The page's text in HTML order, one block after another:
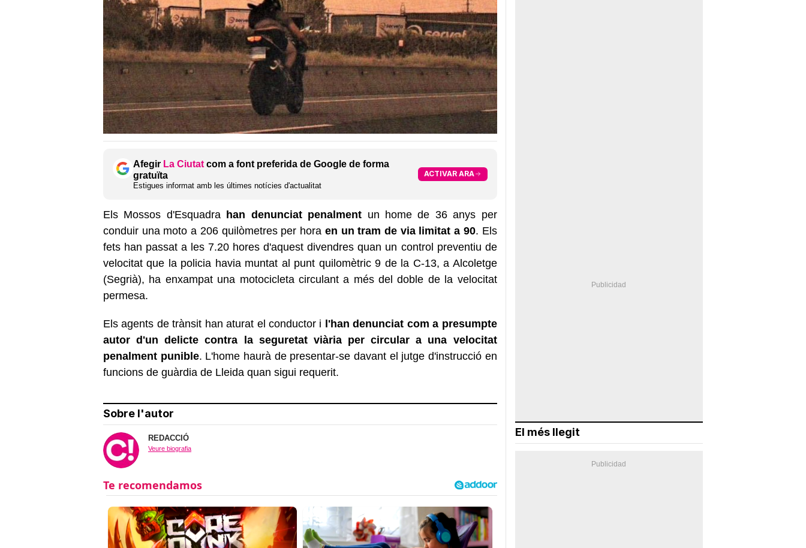
Afegir La Ciutat com a font preferida de Google de forma
gratuïta
Estigues informat amb les últimes notícies d'actualitat
ACTIVAR ARA
Els Mossos d'Esquadrahan denunciat penalment un home de 36 anys per
conduir una moto a 206 quilòmetres per hora en un tram de via limitat a 90. Els
fets han passat a les 7.20 hores d'aquest divendres quan un control preventiu de
velocitat que la policia havia muntat al punt quilomètric 9 de la C-13, a Alcoletge
(Segrià), ha enxampat una motocicleta circulant a més del doble de la velocitat
permesa.
Els agents de trànsit han aturat el conductor i l'han denunciat com a presumpte
autor d'un delicte contra la seguretat viària per circular a una velocitat
penalment punible. L'home haurà de presentar-se davant el jutge d'instrucció en
funcions de guàrdia de Lleida quan sigui requerit.
Sobre l'autor
REDACCIÓ
Veure biografia
El més llegit